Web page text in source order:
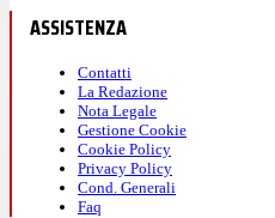
ASSISTENZA
Contatti
La Redazione
Nota Legale
Gestione Cookie
Cookie Policy
Privacy Policy
Cond. Generali
Faq